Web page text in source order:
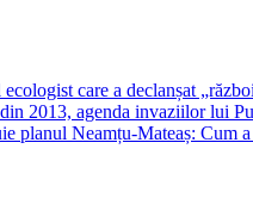
care a declanșat
2013, agenda invaziilor lui
planul Neamțu-Mateaș: Cum